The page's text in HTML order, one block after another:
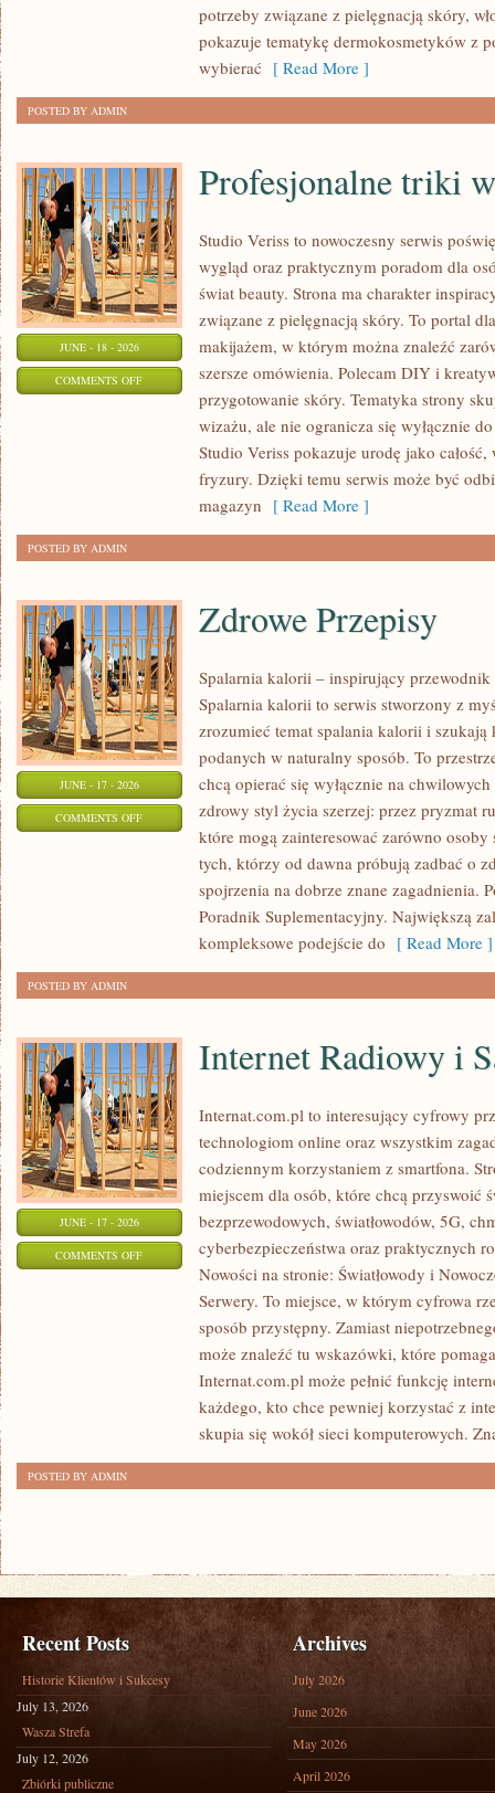
potrzeby związane z pielęgnacją skóry,
pokazuje tematykę dermokosmetyków z
wybierać [ Read More ]
POSTED BY ADMIN
JUNE - 18 - 2026
COMMENTS OFFON
PROFESJONALNE
WIZAŻYSTÓW
Profesjonalne triki
Studio Veriss to nowoczesny serwis
wygląd oraz praktycznym poradom dla
świat beauty. Strona ma charakter
związane z pielęgnacją skóry. To portal
makijażem, w którym można znaleźć
szersze omówienia. Polecam DIY i
przygotowanie skóry. Tematyka strony
wizażu, ale nie ogranicza się wyłącznie
Studio Veriss pokazuje urodę jako
fryzury. Dzięki temu serwis może być
magazyn [ Read More ]
POSTED BY ADMIN
JUNE - 17 - 2026
COMMENTS OFFON
Zdrowe Przepisy
Spalarnia kalorii – inspirujący
Spalarnia kalorii to serwis stworzony z
zrozumieć temat spalania kalorii i
podanych w naturalny sposób. To
chcą opierać się wyłącznie na
zdrowy styl życia szerzej: przez pryzmat
które mogą zainteresować zarówno
tych, którzy od dawna próbują zadbać o
spojrzenia na dobrze znane zagadnienia.
Poradnik Suplementacyjny. Największą
kompleksowe podejście do [ Read More ]
POSTED BY ADMIN
JUNE - 17 - 2026
COMMENTS OFFON
SATELITARNY
Internet Radiowy i
Internat.com.pl to interesujący cyfrowy
technologiom online oraz wszystkim
codziennym korzystaniem z smartfona.
miejscem dla osób, które chcą przyswoić
bezprzewodowych, światłowodów, 5G,
cyberbezpieczeństwa oraz praktycznych
Nowości na stronie: Światłowody i
Serwery. To miejsce, w którym cyfrowa
sposób przystępny. Zamiast
może znaleźć tu wskazówki, które
Internat.com.pl może pełnić funkcję
każdego, kto chce pewniej korzystać z
skupia się wokół sieci komputerowych.
POSTED BY ADMIN
Recent Posts
Historie Klientów i Sukcesy
July 13, 2026
Wasza Strefa
July 12, 2026
Zbiórki publiczne
Archives
July 2026
June 2026
May 2026
April 2026